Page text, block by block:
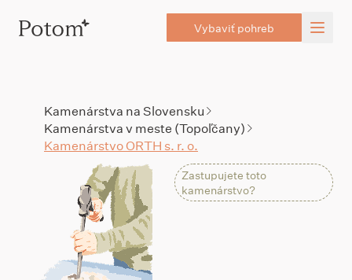
Vybaviť pohreb
Kamenárstva na Slovensku
Kamenárstva v meste (Topoľčany)
Kamenárstvo ORTH s. r. o.
Zastupujete toto
kamenárstvo?